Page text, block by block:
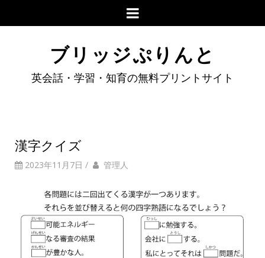
ブリッジぷりんと
英会話・学習・知育の無料プリントサイト
漢字クイズ
2023年11月7日 / 管理人